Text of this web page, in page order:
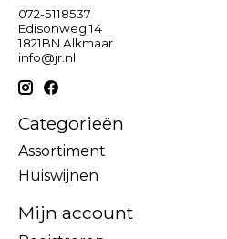
072-5118537
Edisonweg 14
1821BN Alkmaar
info@jr.nl
Categorieën
Assortiment
Huiswijnen
Mijn account